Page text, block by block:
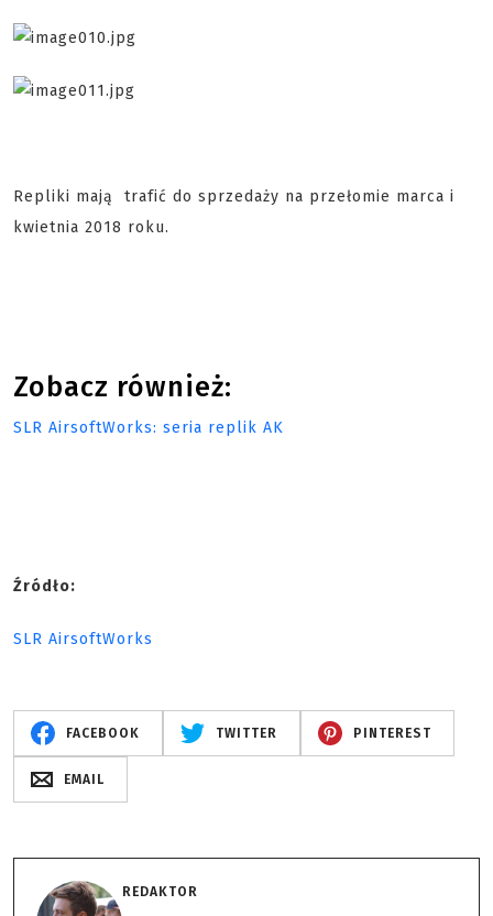
Repliki mają trafić do sprzedaży na przełomie marca i
kwietnia 2018 roku.
Zobacz również:
SLR AirsoftWorks: seria replik AK
Źródło:
SLR AirsoftWorks
FACEBOOK TWITTER PINTEREST
EMAIL
REDAKTOR